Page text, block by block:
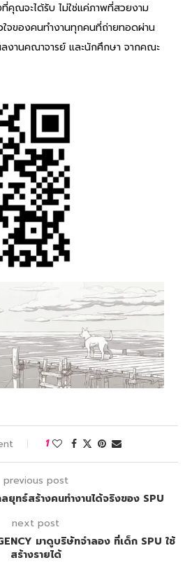
คุณจะได้รับ ไม่ใช่แค่ภาพที่สวยงาม
ใจของคนทำงานทุกคนที่ถ่ายทอดผ่าน
งานคณาจารย์ และนักศึกษา จากคณะ
1
previous post
ยุทธ์สร้างคนทำงานได้จริงของ SPU
next post
มาดูบริษัทจำลอง ที่เด็ก SPU ใช้
สร้างรายได้